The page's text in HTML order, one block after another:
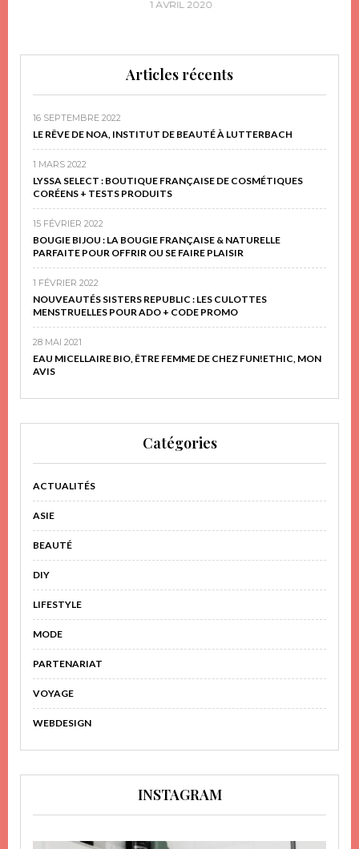
1 AVRIL 2020
Articles récents
16 SEPTEMBRE 2022
LE RÊVE DE NOA, INSTITUT DE BEAUTÉ À LUTTERBACH
1 MARS 2022
LYSSA SELECT : BOUTIQUE FRANÇAISE DE COSMÉTIQUES
CORÉENS + TESTS PRODUITS
15 FÉVRIER 2022
BOUGIE BIJOU : LA BOUGIE FRANÇAISE & NATURELLE
PARFAITE POUR OFFRIR OU SE FAIRE PLAISIR
1 FÉVRIER 2022
NOUVEAUTÉS SISTERS REPUBLIC : LES CULOTTES
MENSTRUELLES POUR ADO + CODE PROMO
28 MAI 2021
EAU MICELLAIRE BIO, ÊTRE FEMME DE CHEZ FUN!ETHIC, MON
AVIS
Catégories
ACTUALITÉS
ASIE
BEAUTÉ
DIY
LIFESTYLE
MODE
PARTENARIAT
VOYAGE
WEBDESIGN
INSTAGRAM